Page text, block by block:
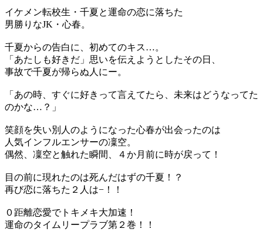
イケメン転校生・千夏と運命の恋に落ちた
男勝りなJK・心春。
千夏からの告白に、初めてのキス…。
「あたしも好きだ」思いを伝えようとしたその日、
事故で千夏が帰らぬ人にー。
「あの時、すぐに好きって言えてたら、未来はどうなってた
のかな…？」
笑顔を失い別人のようになった心春が出会ったのは
人気インフルエンサーの凜空。
偶然、凜空と触れた瞬間、４か月前に時が戻って！
目の前に現れたのは死んだはずの千夏！？
再び恋に落ちた２人は−！！
０距離恋愛でトキメキ大加速！
運命のタイムリープラブ第２巻！！